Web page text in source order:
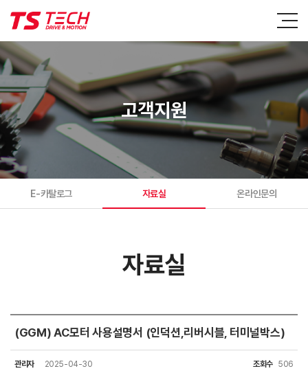
고객지원
E-카탈로그 자료실 온라인문의
자료실
(GGM) AC모터 사용설명서 (인덕션,리버시블, 터미널박스)
관리자 2025-04-30 조회수 506